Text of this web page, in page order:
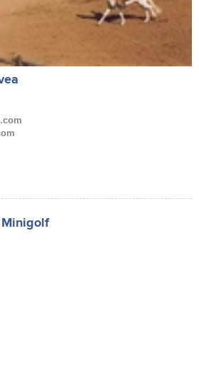
Minigolf